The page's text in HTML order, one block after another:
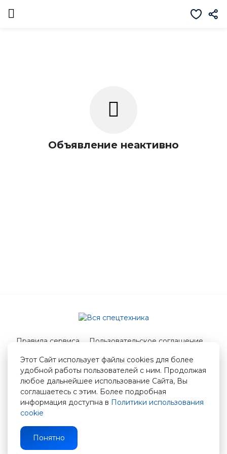
Объявление неактивно
Этот Сайт использует файлы cookies для более
удобной работы пользователей с ним. Продолжая
любое дальнейшее использование Сайта, Вы
соглашаетесь с этим. Более подробная
информация доступна в Политики использования
cookie
Понятно
Правила сервиса
Пользовательское соглашение
© 2026 Вся спецтехника
info@vstshop.ru